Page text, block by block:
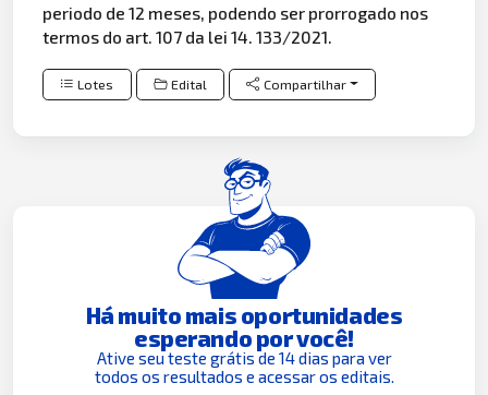
periodo de 12 meses, podendo ser prorrogado nos
termos do art. 107 da lei 14. 133/2021.
Lotes Edital Compartilhar
Há muito mais oportunidades
esperando por você!
Ative seu teste grátis de 14 dias para ver
todos os resultados e acessar os editais.